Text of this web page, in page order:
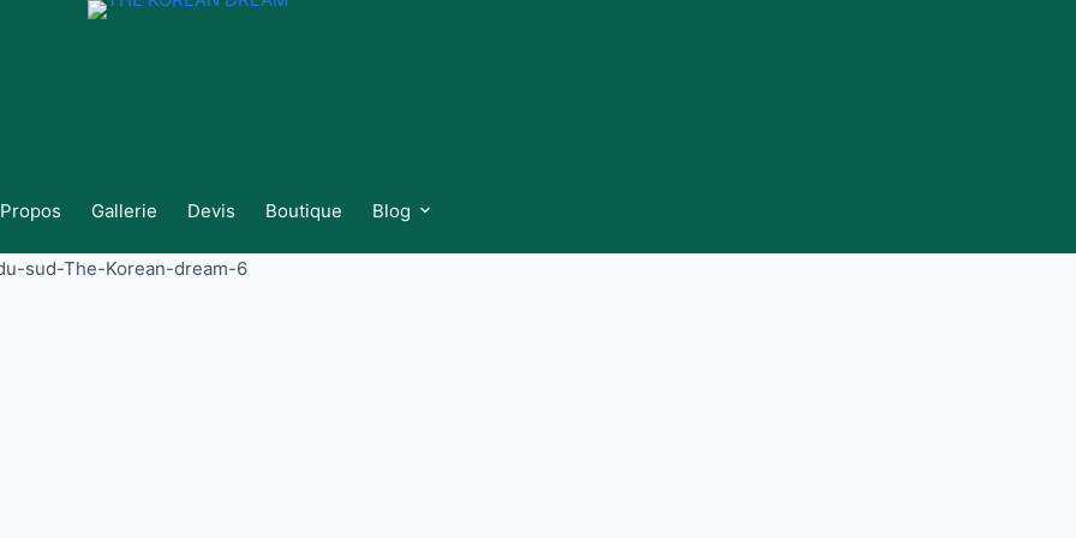
Gallerie Devis Boutique Blog